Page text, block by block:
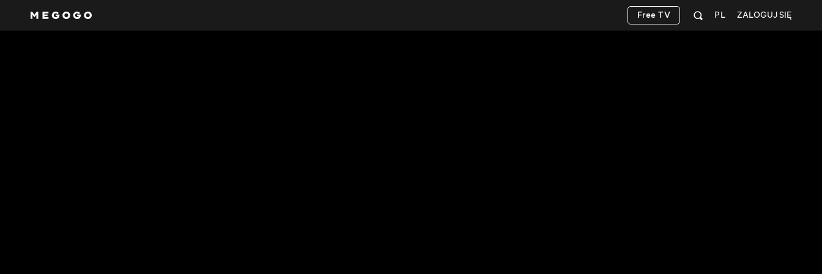
ZALOGUJ SIĘ
PL
Free TV